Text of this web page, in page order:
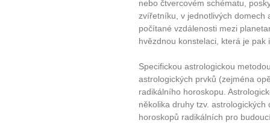
nebo čtvercovém schématu,
zvířetníku, v jednotlivých domech
počítané vzdálenosti mezi
hvězdnou konstelaci, která je pak
Specifickou astrologickou
astrologických prvků (zejména
radikálního horoskopu.
několika druhy tzv.
horoskopů radikálních pro